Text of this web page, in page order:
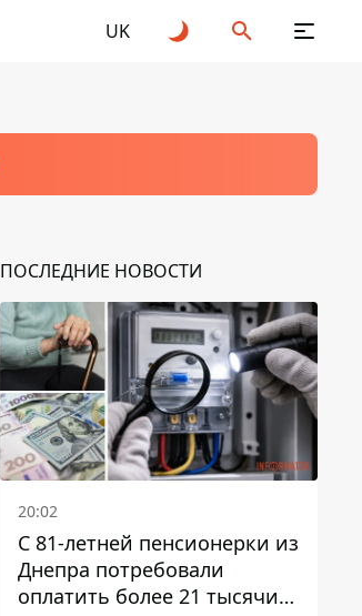
UK
ПОСЛЕДНИЕ НОВОСТИ
20:02
С 81-летней пенсионерки из
Днепра потребовали
оплатить более 21 тысячи